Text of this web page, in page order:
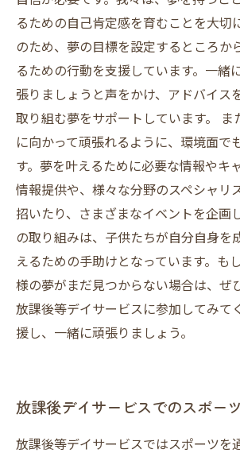
るための自己肯定感を育むことを大切
のため、夢の目標を設定するところか
るための行動を支援しています。一緒
張りましょうと声をかけ、アドバイス
取り組む夢をサポートしています。 ま
に向かって頑張れるように、環境面で
す。夢を叶えるために必要な情報やキ
情報提供や、様々な分野のスペシャリ
招いたり、さまざまなイベントを企画
の取り組みは、子供たちが自分自身を
えるための手助けとなっています。も
様の夢がまだ見つからない場合は、ぜ
放課後等デイサービスに参加してみて
援し、一緒に頑張りましょう。
放課後デイサービスでのスポー
放課後等デイサービスではスポーツを